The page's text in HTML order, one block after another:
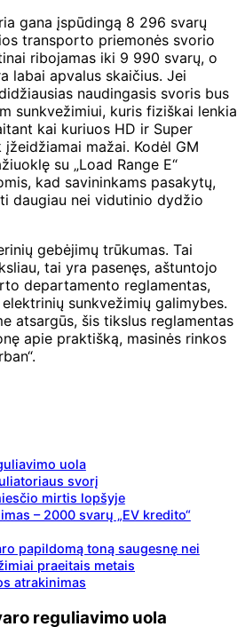
gana įspūdingą 8 296 svarų
transporto priemonės svorio
ribojamas iki 9 990 svarų, o
labai apvalus skaičius. Jei
naudingasis svoris bus
sunkvežimiui, kuris fiziškai lenkia
kai kuriuos HD ir Super
mažai. Kodėl GM
su „Load Range E“
kad savininkams pasakytų,
daugiau nei vidutinio dydžio
gebėjimų trūkumas. Tai
tai yra pasenęs, aštuntojo
departamento reglamentas,
sunkvežimių galimybes.
atsargūs, šis tikslus reglamentas
apie praktišką, masinės rinkos
uola
svorį
mirtis lopšyje
– 2000 svarų „EV kredito“
papildomą toną saugesnę nei
praeitais metais
atrakinimas
reguliavimo uola